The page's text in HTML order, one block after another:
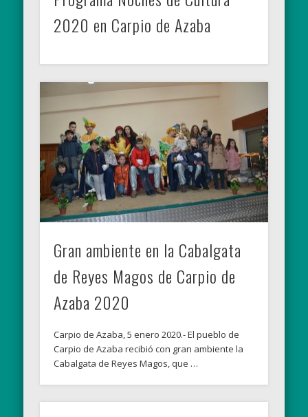
2020 en Carpio de Azaba
Gran ambiente en la Cabalgata
de Reyes Magos de Carpio de
Azaba 2020
Carpio de Azaba, 5 enero 2020.- El pueblo de
Carpio de Azaba recibió con gran ambiente la
Cabalgata de Reyes Magos, que …